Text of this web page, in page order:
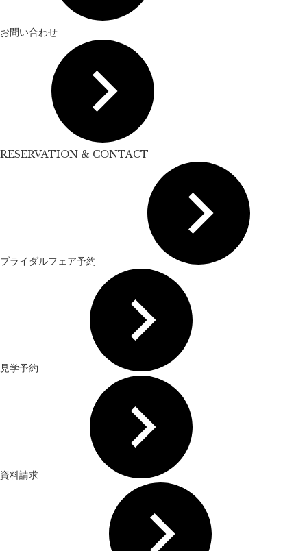
お問い合わせ
RESERVATION & CONTACT
ブライダルフェア予約
見学予約
資料請求